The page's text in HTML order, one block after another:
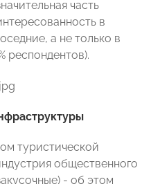
часть
в
а не только в
респондентов).
туристической
общественного
- об этом